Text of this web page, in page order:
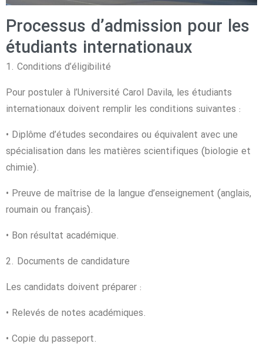
Processus d’admission pour les
étudiants internationaux
1. Conditions d’éligibilité
Pour postuler à l’Université Carol Davila, les étudiants
internationaux doivent remplir les conditions suivantes :
• Diplôme d’études secondaires ou équivalent avec une
spécialisation dans les matières scientifiques (biologie et
chimie).
• Preuve de maîtrise de la langue d’enseignement (anglais,
roumain ou français).
• Bon résultat académique.
2. Documents de candidature
Les candidats doivent préparer :
• Relevés de notes académiques.
• Copie du passeport.